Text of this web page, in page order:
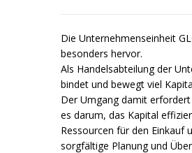
Die Unternehmenseinheit
besonders hervor.
Als Handelsabteilung der
bindet und bewegt viel
Der Umgang damit
es darum, das Kapital
Ressourcen für den Einkauf
sorgfältige Planung und